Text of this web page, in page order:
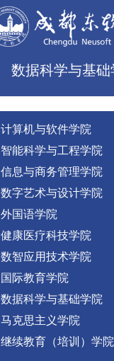
数据科学与基础
计算机与软件学院
智能科学与工程学院
信息与商务管理学院
数字艺术与设计学院
外国语学院
健康医疗科技学院
数智应用技术学院
国际教育学院
数据科学与基础学院
马克思主义学院
继续教育（培训）学院